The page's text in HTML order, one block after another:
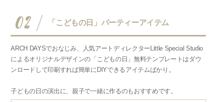
02 「こどもの日」パーティーアイテム
ARCH DAYSでおなじみ、人気アートディレクターLittle Special Studio
によるオリジナルデザインの「こどもの日」無料テンプレートはダウ
ンロードして印刷すれば簡単にDIYできるアイテムばかり。
子どもの日の演出に、親子で一緒に作るのもおすすめです。